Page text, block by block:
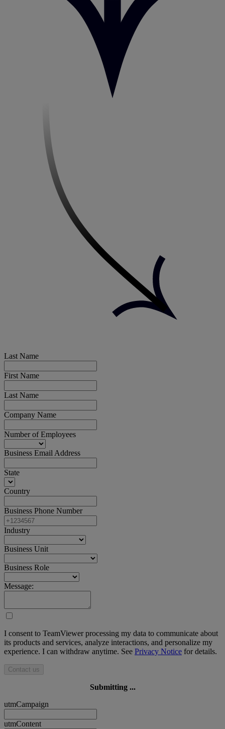
Last Name
First Name
Last Name
Company Name
Number of Employees
Business Email Address
State
Country
Business Phone Number
Industry
Business Unit
Business Role
Message:
I consent to TeamViewer processing my data to communicate about
its products and services, analyze interactions, and personalize my
experience. I can withdraw anytime. See Privacy Notice for details.
Contact us
Submitting ...
utmCampaign
utmContent